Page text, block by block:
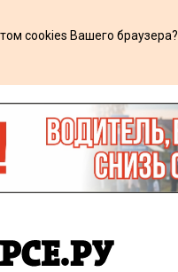
cookies Вашего браузера?